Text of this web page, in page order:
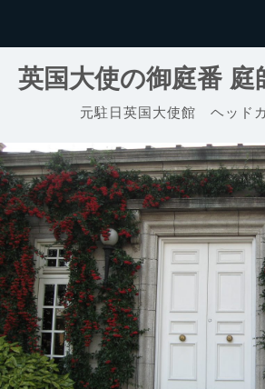
英国大使の御庭番 庭
元駐日英国大使館 ヘッド